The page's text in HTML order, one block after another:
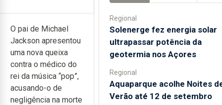
O pai de Michael
Jackson apresentou
uma nova queixa
contra o médico do
rei da música “pop”,
acusando-o de
negligência na morte
Regional
Solenerge fez energia solar
ultrapassar potência da
geotermia nos Açores
Regional
Aquaparque acolhe Noites
Verão até 12 de setembro